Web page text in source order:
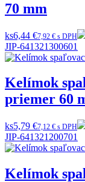
70 mm
ks6,44 €7,92 € s DPH
JIP-641321300601
Kelímok
priemer 60
ks5,79 €7,12 € s DPH
JIP-641321200701
Kelímok